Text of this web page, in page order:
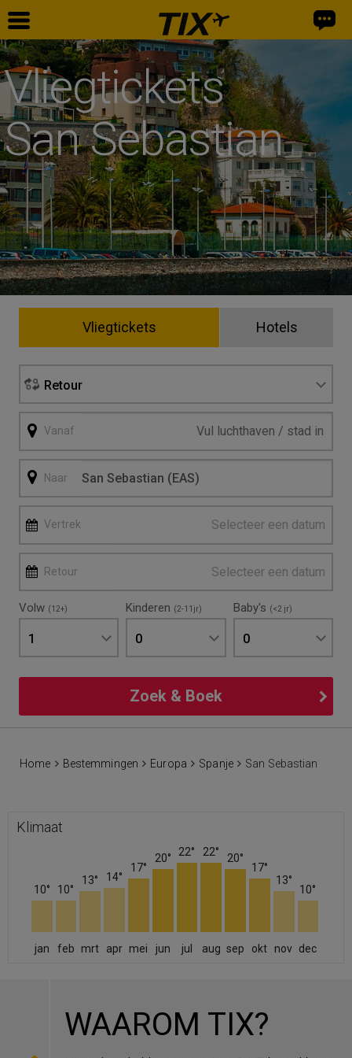
Vliegtickets
San Sebastian
Vliegtickets Hotels
Retour
Vanaf
Naar
Vertrek Selecteer een datum
Retour Selecteer een datum
Volw (12+)
1
Kinderen (2-11jr)
0
Baby's (<2 jr)
0
Zoek & Boek
Home Bestemmingen Europa Spanje San Sebastian
Klimaat
10° 10°
13° 14°
17°
20° 22° 22° 20°
17°
13°
10°
jan feb mrt apr mei jun jul aug sep okt nov dec
WAAROM TIX?